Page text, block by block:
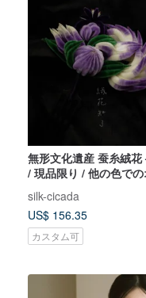
無形文化遺産 蚕糸絨
/ 現品限り / 他の色で
silk-cicada
US$ 156.35
カスタム可